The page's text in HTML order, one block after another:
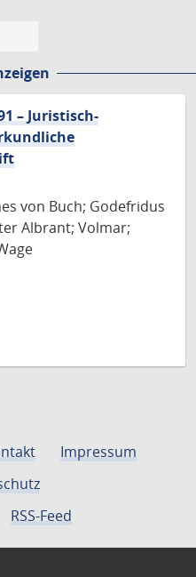
– Juristisch-
von Buch; Godefridus
Albrant; Volmar;
Impressum
RSS-Feed